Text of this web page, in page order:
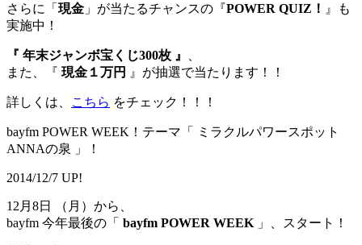
さらに「 現金 」が当たるチャンスの『POWER QUIZ！ 』も
実施中！
『 年末ジャンボ宝くじ300枚 』
また、『 現金１万円 』が抽選で当たります！！
詳しくは、 こちら をチェック！！！
bayfm POWER WEEK！テーマ「 ミラクルパワースポット
ANNAの泉 」！
2014/12/7 UP!
12月8日 （月）から、
bayfm 今年最後の「 bayfm POWER WEEK 」、スタート！